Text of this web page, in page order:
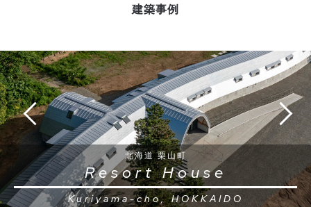
建築事例
北海道 栗山町
Resort House
Kuriyama-cho, HOKKAIDO